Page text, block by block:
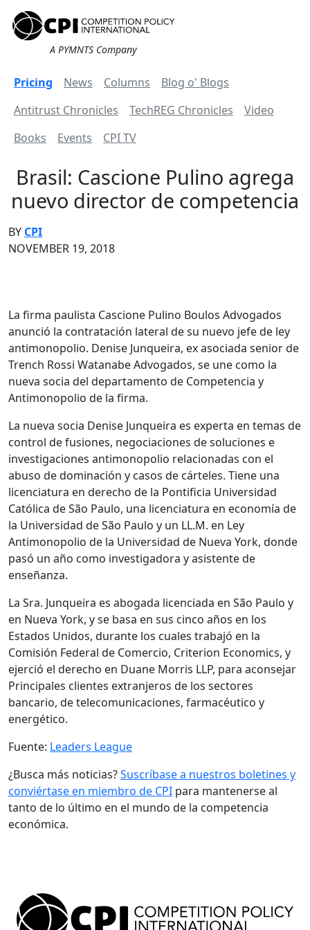
A PYMNTS Company
Pricing News Columns
Blog o' Blogs
Antitrust Chronicles
TechREG Chronicles
Video
Books
Events CPI TV
Brasil: Cascione Pulino agrega
nuevo director de competencia
BY CPI
NOVEMBER 19, 2018
La firma paulista Cascione Pulino Boulos Advogados
anunció la contratación lateral de su nuevo jefe de ley
antimonopolio. Denise Junqueira, ex asociada senior de
Trench Rossi Watanabe Advogados, se une como la
nueva socia del departamento de Competencia y
Antimonopolio de la firma.
La nueva socia Denise Junqueira es experta en temas de
control de fusiones, negociaciones de soluciones e
investigaciones antimonopolio relacionadas con el
abuso de dominación y casos de cárteles. Tiene una
licenciatura en derecho de la Pontificia Universidad
Católica de São Paulo, una licenciatura en economía de
la Universidad de São Paulo y un LL.M. en Ley
Antimonopolio de la Universidad de Nueva York, donde
pasó un año como investigadora y asistente de
enseñanza.
La Sra. Junqueira es abogada licenciada en São Paulo y
en Nueva York, y se basa en sus cinco años en los
Estados Unidos, durante los cuales trabajó en la
Comisión Federal de Comercio, Criterion Economics, y
ejerció el derecho en Duane Morris LLP, para aconsejar
Principales clientes extranjeros de los sectores
bancario, de telecomunicaciones, farmacéutico y
energético.
Fuente: Leaders League
¿Busca más noticias?Suscríbase a nuestros boletines y
conviértase en miembro de CPI para mantenerse al
tanto de lo último en el mundo de la competencia
económica.